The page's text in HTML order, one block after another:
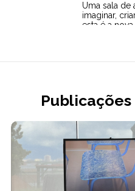
Uma sala de
imaginar,
esta é a